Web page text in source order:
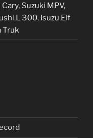
Suzuki MPV,
L 300, Isuzu Elf
Truk